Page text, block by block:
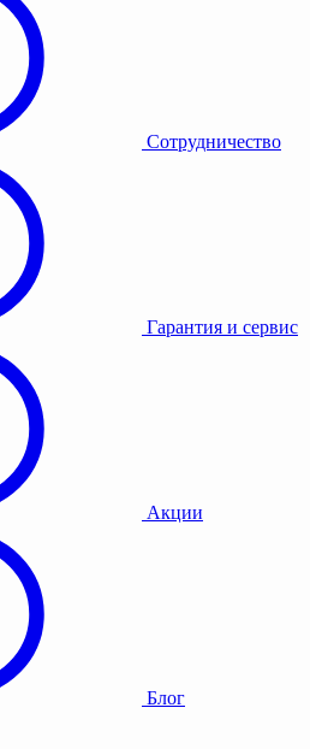
Сотрудничество
Гарантия и сервис
Акции
Блог